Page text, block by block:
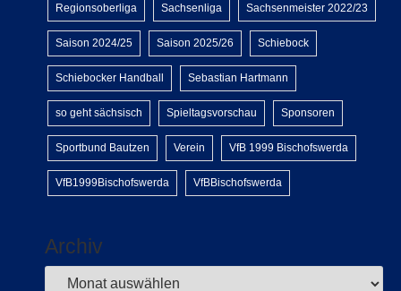
Regionsoberliga Sachsenliga Sachsenmeister 2022/23
Saison 2024/25 Saison 2025/26 Schiebock
Schiebocker Handball Sebastian Hartmann
so geht sächsisch Spieltagsvorschau Sponsoren
Sportbund Bautzen Verein VfB 1999 Bischofswerda
VfB1999Bischofswerda VfBBischofswerda
Archiv